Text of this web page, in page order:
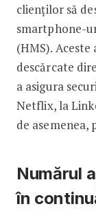
clienților să
smartphone-
(HMS).
descărcate
a asigura
Netflix, la
de asemenea,
Numărul
în